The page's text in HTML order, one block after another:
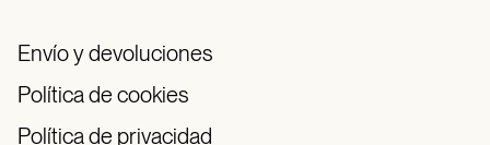
Envío y devoluciones
Política de cookies
Política de privacidad